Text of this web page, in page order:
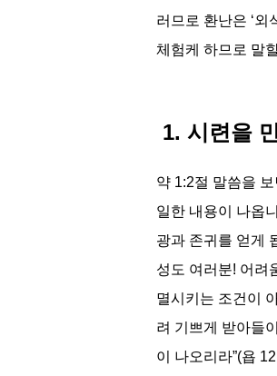
러므로 환난은 ‘외
체험케 하므로 말
1. 시련을
약 1:2절 말씀을
일한 내용이 나옵
광과 존귀를 얻게
성도 여러분! 어려
멸시키는 조건이
려 기쁘게 받아들
이 나오리라”(욥